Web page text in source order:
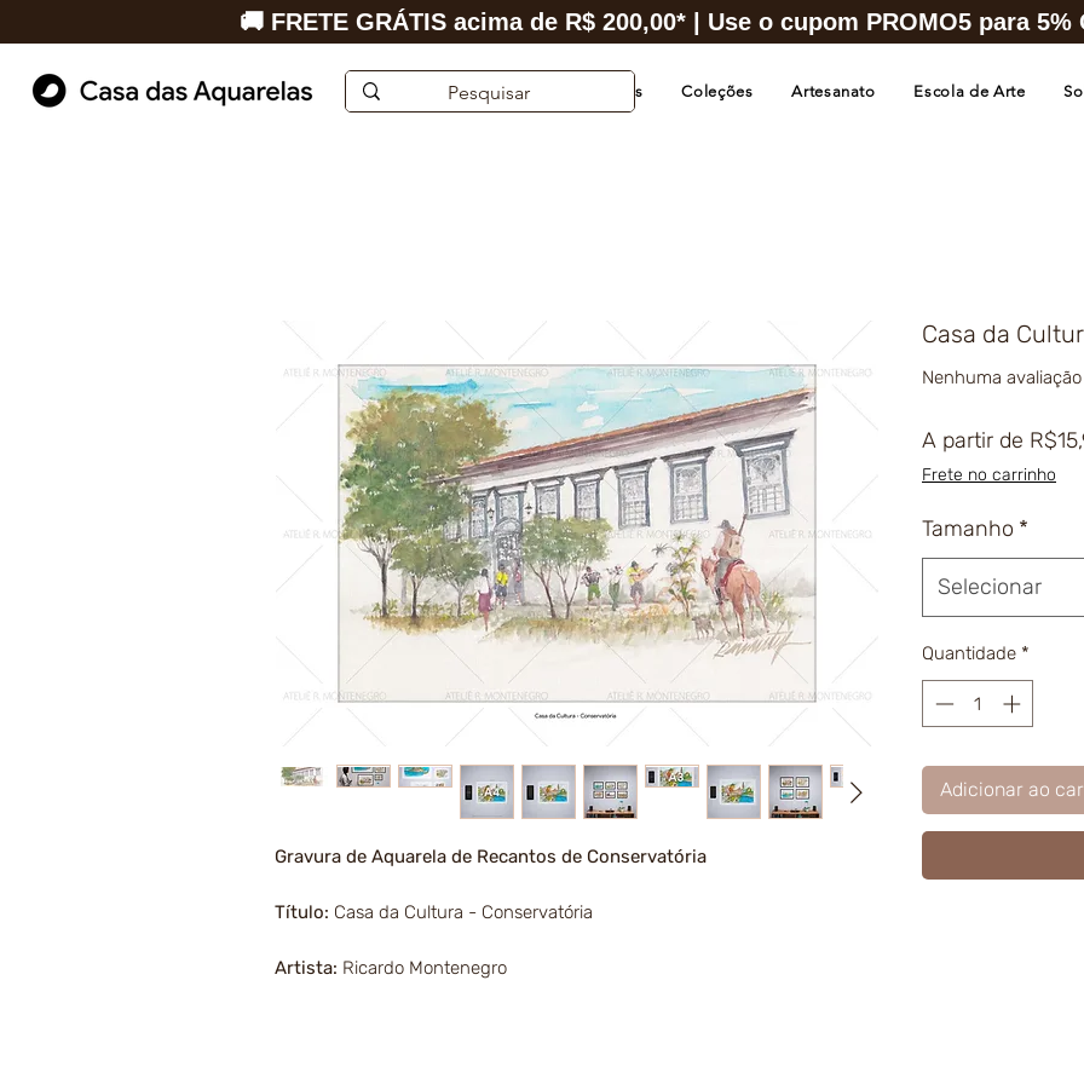
Aquarelas de Cidades Coleções Artesanato Escola de Arte
🚚 FRETE GRÁTIS acima de R$ 200,00* | Use o cupom PROMO5 para
Gravura de Aquarela de Recantos de Conservatória
Título: Casa da Cultura - Conservatória
Artista: Ricardo Montenegro
Casa da
Nenhuma avaliação
A partir de
Frete no carrinho
Tamanho *
Selecionar
Quantidade *
Adicionar ao